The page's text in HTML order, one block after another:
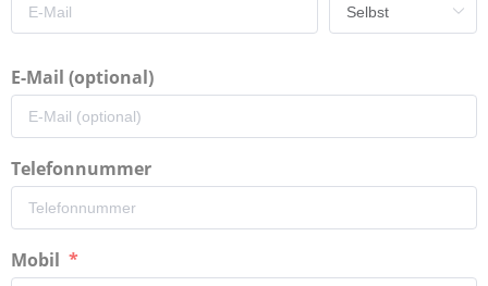
E-Mail (optional)
Telefonnummer
Mobil